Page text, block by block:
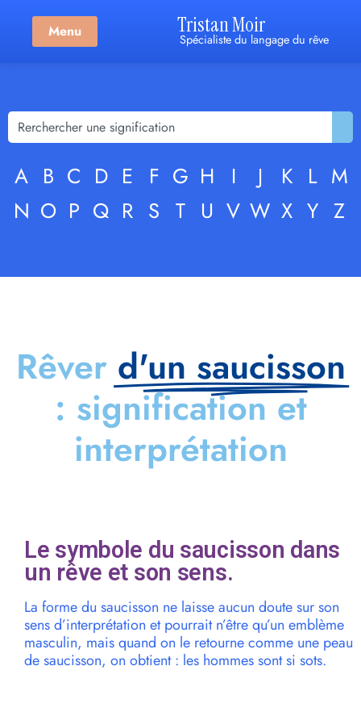
Menu Tristan Moir
Spécialiste du langage du rêve
A B C D E F G H I J K L M
N O P Q R S T U V W X Y Z
Rêver d'un saucisson
: signification et
interprétation
Le symbole du saucisson dans
un rêve et son sens.
La forme du saucisson ne laisse aucun doute sur son
sens d’interprétation et pourrait n’être qu’un emblème
masculin, mais quand on le retourne comme une peau
de saucisson, on obtient : les hommes sont si sots.